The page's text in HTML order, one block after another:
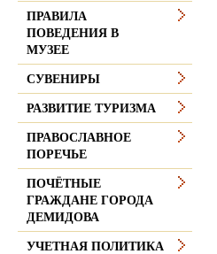
ПРАВИЛА
ПОВЕДЕНИЯ В
МУЗЕЕ
СУВЕНИРЫ
РАЗВИТИЕ ТУРИЗМА
ПРАВОСЛАВНОЕ
ПОРЕЧЬЕ
ПОЧЁТНЫЕ
ГРАЖДАНЕ ГОРОДА
ДЕМИДОВА
УЧЕТНАЯ ПОЛИТИКА